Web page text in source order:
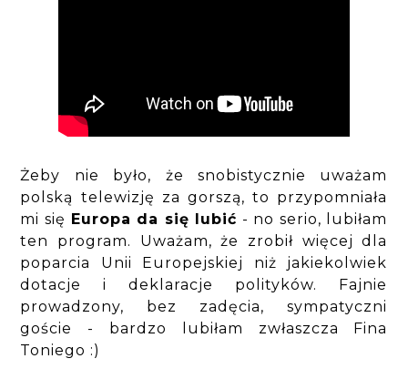
Żeby nie było, że snobistycznie uważam
polską telewizję za gorszą, to przypomniała
mi się Europa da się lubić - no serio, lubiłam
ten program. Uważam, że zrobił więcej dla
poparcia Unii Europejskiej niż jakiekolwiek
dotacje i deklaracje polityków. Fajnie
prowadzony, bez zadęcia, sympatyczni
goście - bardzo lubiłam zwłaszcza Fina
Toniego :)